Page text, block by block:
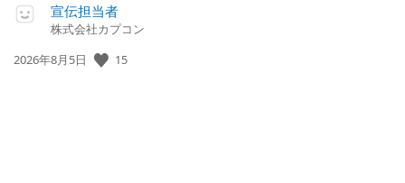
宣伝担当者
株式会社カプコン
公
2026年8月5日 15